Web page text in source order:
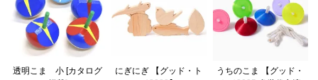
透明こま 小 [カタログ
にぎにぎ 【グッド・ト
うちのこま 【グッド・